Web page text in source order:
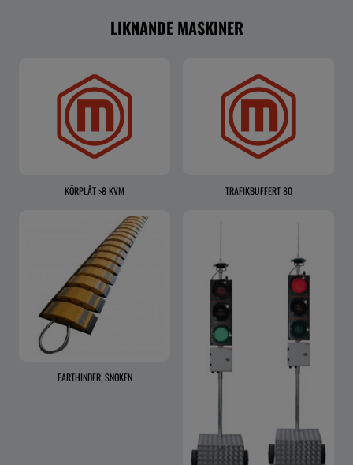
LIKNANDE MASKINER
KÖRPLÅT >8 KVM TRAFIKBUFFERT 80
FARTHINDER, SNOKEN